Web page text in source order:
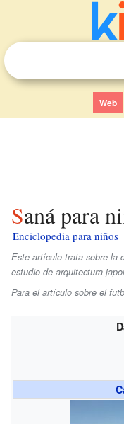
Web
Saná para
Enciclopedia para niños
Este artículo trata sobre la
estudio de arquitectura
Para el artículo sobre el